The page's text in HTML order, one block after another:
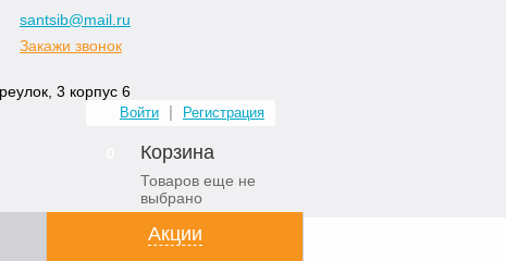
santsib@mail.ru
Закажи звонок
3 корпус 6
Войти Регистрация
Корзина
Товаров еще не
выбрано
комнат Контакты
Акции